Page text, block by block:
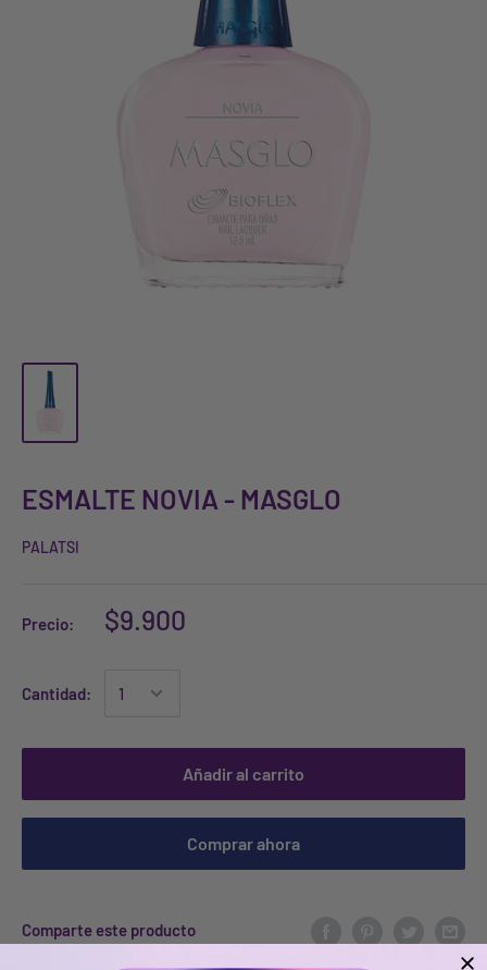
ESMALTE NOVIA - MASGLO
PALATSI
Precio: $9.900
Cantidad:
Añadir al carrito
Comprar ahora
Comparte este producto